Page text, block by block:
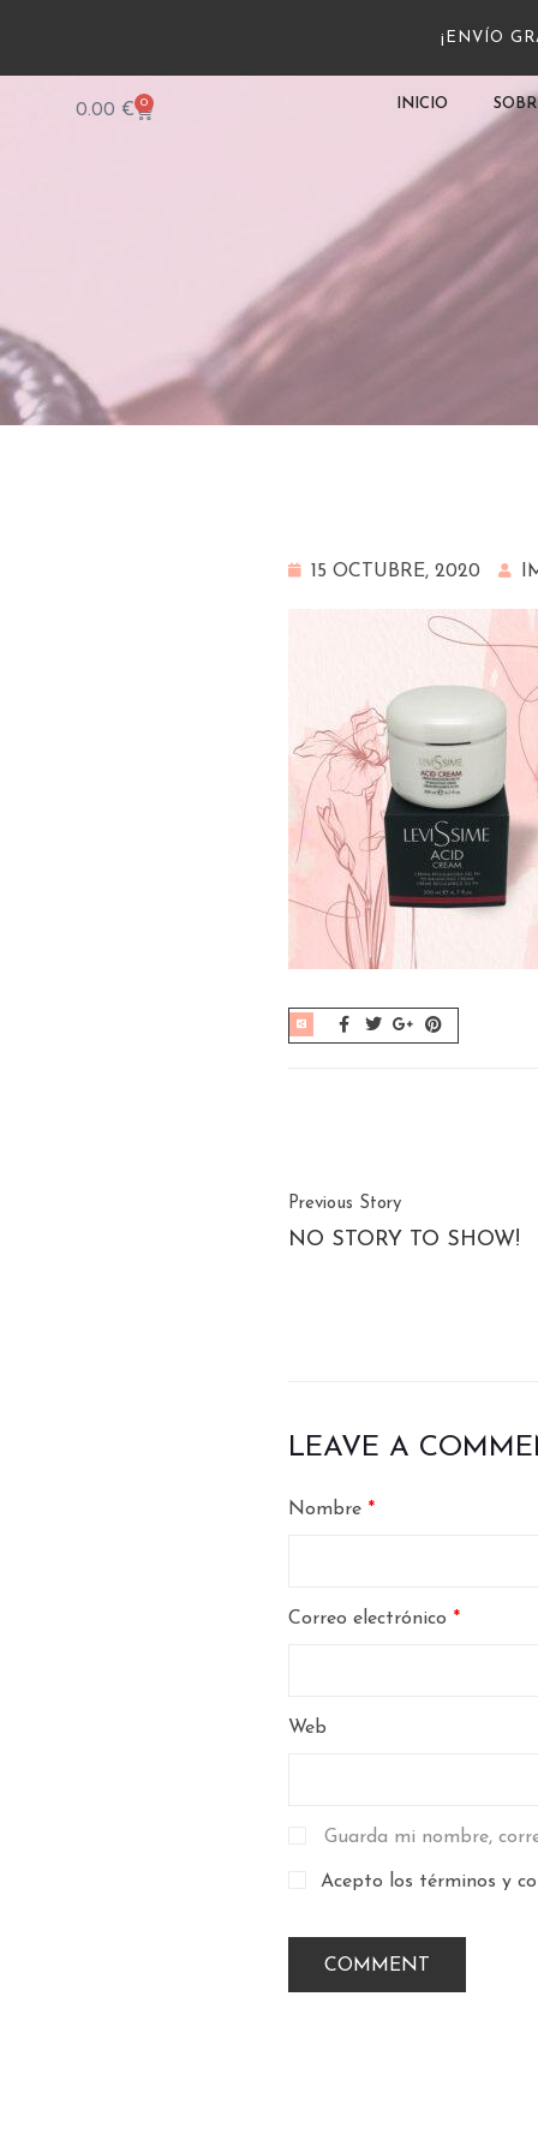
¡ENVÍO
0.00 € 0 INICIO
15 OCTUBRE, 2020
Previous Story
NO STORY TO SHOW!
LEAVE A
Nombre *
Correo electrónico *
Web
Guarda mi nombre,
Acepto los términos y